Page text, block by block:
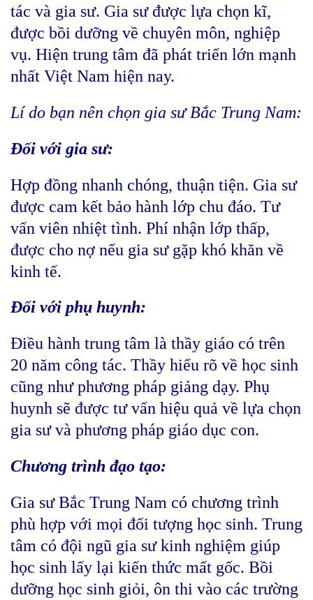
tác và gia sư. Gia sư được lựa chọn kĩ,
được bồi dưỡng về chuyên môn, nghiệp
vụ. Hiện trung tâm đã phát triển lớn mạnh
nhất Việt Nam hiện nay.
Lí do bạn nên chọn gia sư Bắc Trung Nam:
Đối với gia sư:
Hợp đồng nhanh chóng, thuận tiện. Gia sư
được cam kết bảo hành lớp chu đáo. Tư
vấn viên nhiệt tình. Phí nhận lớp thấp,
được cho nợ nếu gia sư gặp khó khăn về
kinh tế.
Đối với phụ huynh:
Điều hành trung tâm là thầy giáo có trên
20 năm công tác. Thầy hiểu rõ về học sinh
cũng như phương pháp giảng dạy. Phụ
huynh sẽ được tư vấn hiệu quả về lựa chọn
gia sư và phương pháp giáo dục con.
Chương trình đạo tạo:
Gia sư Bắc Trung Nam có chương trình
phù hợp với mọi đối tượng học sinh. Trung
tâm có đội ngũ gia sư kinh nghiệm giúp
học sinh lấy lại kiến thức mất gốc. Bồi
dưỡng học sinh giỏi, ôn thi vào các trường